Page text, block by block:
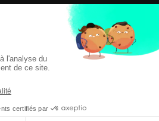
Prendre RDV en ligne